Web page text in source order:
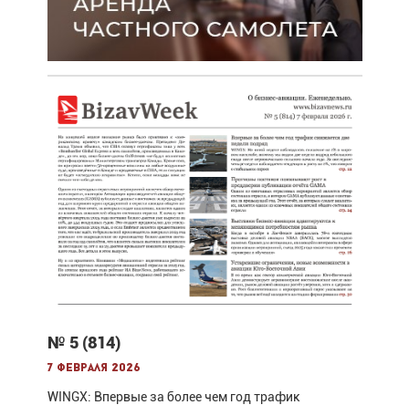
№ 5 (814)
7 февраля 2026
WINGX: Впервые за более чем год трафик